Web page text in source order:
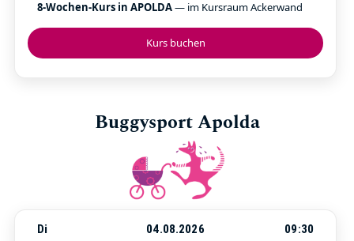
Kurs buchen
8-Wochen-Kurs in APOLDA— im Kursraum Ackerwand
Buggysport Apolda
Di 04.08.2026
09:30